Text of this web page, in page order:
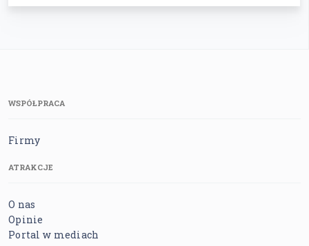
WSPÓŁPRACA
Firmy
ATRAKCJE
O nas
Opinie
Portal w mediach